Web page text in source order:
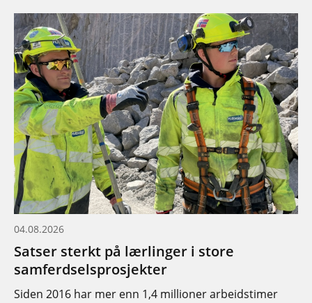
04.08.2026
Satser sterkt på lærlinger i store
samferdselsprosjekter
Siden 2016 har mer enn 1,4 millioner arbeidstimer